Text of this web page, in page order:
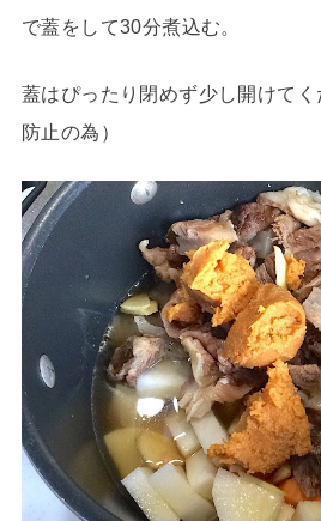
で蓋をして30分煮込む。
蓋はぴったり閉めず少し開けて
防止の為）